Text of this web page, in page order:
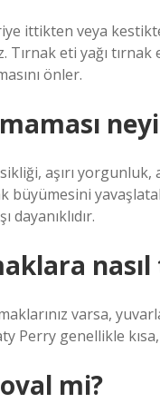
ittikten veya
Tırnak eti yağı
önler.
aşırı yorgunluk,
büyümesini
dayanıklıdır.
varsa,
Perry genellikle
mi?